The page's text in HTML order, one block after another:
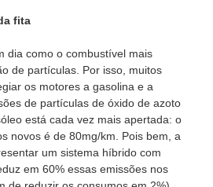
fita
dia como o combustível mais
de partículas. Por isso, muitos
os motores a gasolina e a
de partículas de óxido de azoto
está cada vez mais apertada: o
novos é de 80mg/km. Pois bem, a
um sistema híbrido com
em 60% essas emissões nos